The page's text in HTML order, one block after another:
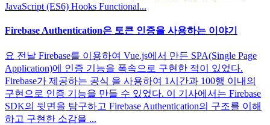
JavaScript (ES6) Hooks Functional...
Firebase Authentication은 토큰 인증을 사용하는 이야기
요 전날 Firebase를 이용하여 Vue.js에서 만든 SPA(Single Page
Application)에 인증 기능을 폭속으로 구현한 적이 있었다.
Firebase가 제공하는 공식 을 사용하여 1시간과 100행 이내의
구현으로 인증 기능을 만들 수 있었다. 이 기사에서는 Firebase
SDK의 뒷면을 탐구하고 Firebase Authentication의 구조를 이해
하고 구현한 소감을 ...